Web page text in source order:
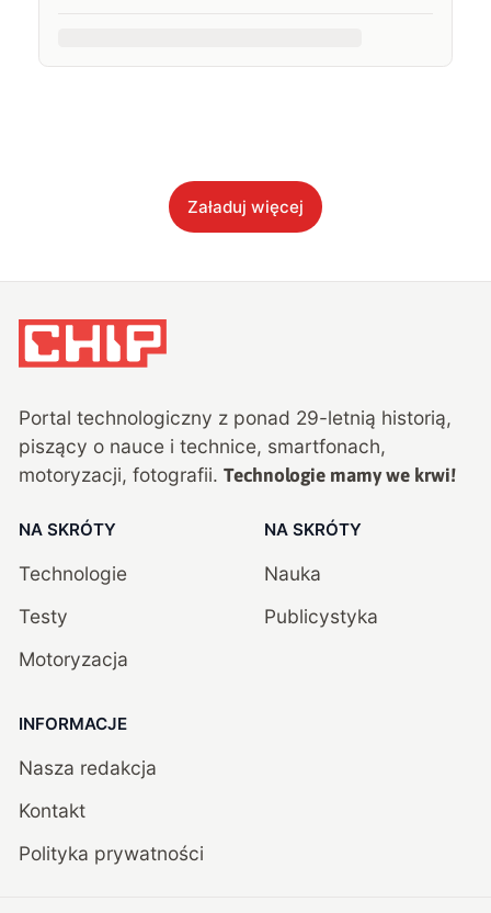
Załaduj więcej
Portal technologiczny z ponad 29-letnią historią,
piszący o nauce i technice, smartfonach,
motoryzacji, fotografii. Technologie mamy we krwi!
NA SKRÓTY
Technologie
Testy
Motoryzacja
NA SKRÓTY
Nauka
Publicystyka
INFORMACJE
Nasza redakcja
Kontakt
Polityka prywatności